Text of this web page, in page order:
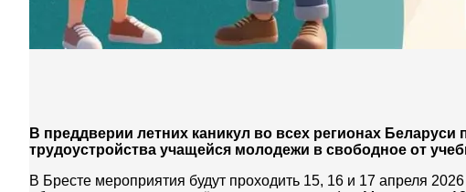
В преддверии летних каникул во всех регионах
трудоустройства учащейся молодежи в свободное от
В Бресте мероприятия будут проходить 15, 16 и 17 апреля